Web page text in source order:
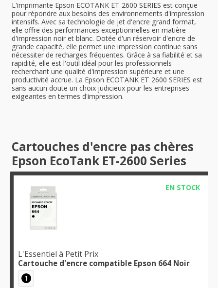
L'imprimante Epson ECOTANK ET 2600 SERIES est conçue
pour répondre aux besoins des environnements d'impression
intensifs. Avec sa technologie de jet d'encre grand format,
elle offre des performances exceptionnelles en matière
d'impression noir et blanc. Dotée d'un réservoir d'encre de
grande capacité, elle permet une impression continue sans
nécessiter de recharges fréquentes. Grâce à sa fiabilité et sa
rapidité, elle est l'outil idéal pour les professionnels
recherchant une qualité d'impression supérieure et une
productivité accrue. La Epson ECOTANK ET 2600 SERIES est
sans aucun doute un choix judicieux pour les entreprises
exigeantes en termes d'impression.
Cartouches d'encre pas chères
Epson EcoTank ET-2600 Series
EN STOCK
L'Essentiel à Petit Prix
Cartouche d'encre compatible Epson 664 Noir
1